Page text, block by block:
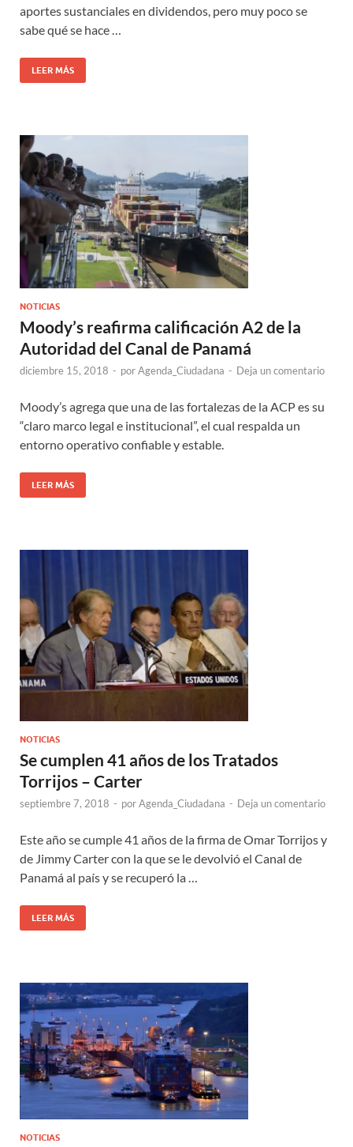
aportes sustanciales en dividendos, pero muy poco se
sabe qué se hace …
LEER MÁS
NOTICIAS
Moody’s reafirma calificación A2 de la
Autoridad del Canal de Panamá
diciembre 15, 2018 - porAgenda_Ciudadana - Deja un comentario
Moody’s agrega que una de las fortalezas de la ACP es su
“claro marco legal e institucional”, el cual respalda un
entorno operativo confiable y estable.
LEER MÁS
NOTICIAS
Se cumplen 41 años de los Tratados
Torrijos – Carter
septiembre 7, 2018 - porAgenda_Ciudadana - Deja un comentario
Este año se cumple 41 años de la firma de Omar Torrijos y
de Jimmy Carter con la que se le devolvió el Canal de
Panamá al país y se recuperó la …
LEER MÁS
NOTICIAS